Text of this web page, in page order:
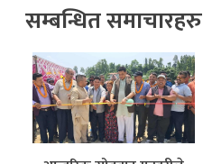
सम्बन्धित समाचारहरु